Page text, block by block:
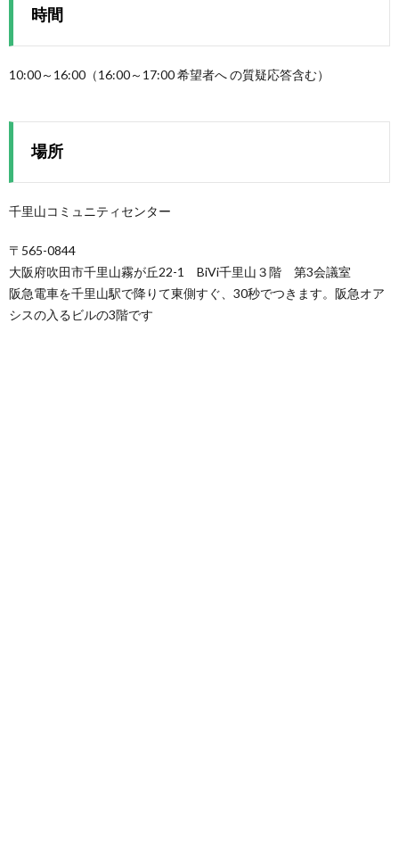
時間
10:00～16:00（16:00～17:00 希望者へ の質疑応答含む）
場所
千里山コミュニティセンター
〒565-0844
大阪府吹田市千里山霧が丘22-1 BiVi千里山３階 第3会議室
阪急電車を千里山駅で降りて東側すぐ、30秒でつきます。阪急オア
シスの入るビルの3階です